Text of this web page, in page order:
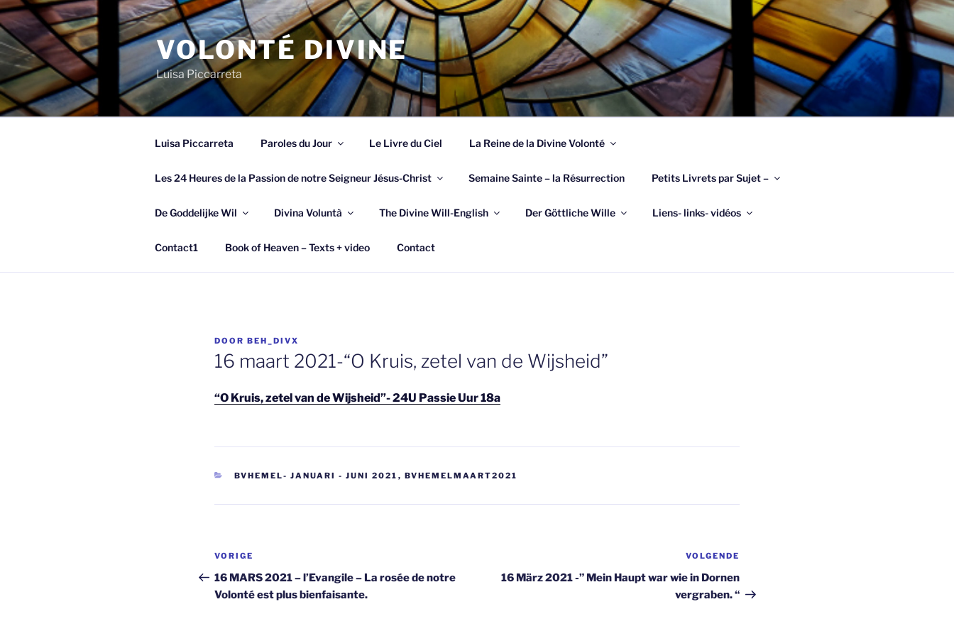
Spring
naar
de
inhoud
VOLONTÉ DIVINE
Luisa Piccarreta
Luisa Piccarreta Paroles du Jour Le Livre du Ciel La Reine de la Divine Volonté
Les 24 Heures de la Passion de notre Seigneur Jésus-Christ Semaine Sainte – la Résurrection Petits Livrets par Sujet –
De Goddelijke Wil Divina Voluntà The Divine Will-English Der Göttliche Wille Liens- links- vidéos
Contact1 Book of Heaven – Texts + video Contact
GEPLAATST
OP
DOOR BEH_DIVX
16 maart 2021-“O Kruis, zetel van de Wijsheid”
“O Kruis, zetel van de Wijsheid”- 24U Passie Uur 18a
CATEGORIEËN
BVHEMEL- JANUARI - JUNI 2021 , BVHEMELMAART2021
Berichtnavigatie
Vorig
bericht
VORIGE
16 MARS 2021 – l’Evangile – La rosée de notre
Volonté est plus bienfaisante.
bericht
VOLGENDE
16 März 2021 -” Mein Haupt war wie in Dornen
vergraben. “